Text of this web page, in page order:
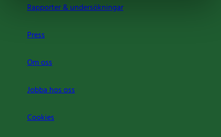
Rapporter & undersökningar
Press
Om oss
Jobba hos oss
Cookies